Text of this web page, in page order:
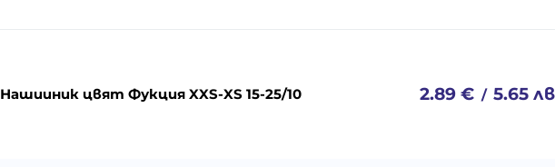
Нашииник цвят Фукция XXS-XS 15-25/10 2.89 € / 5.65